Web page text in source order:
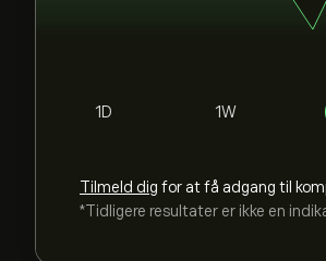
1D 1W
Tilmeld dig for at få adgang til
*Tidligere resultater er ikke en